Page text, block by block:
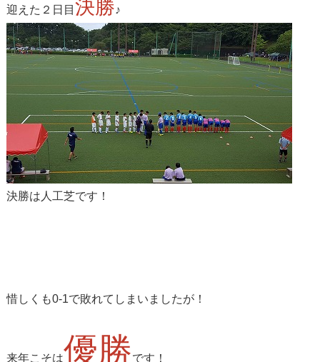
迎えた２日目 決勝♪
決勝は人工芝です！
惜しくも0-1で敗れてしまいましたが！
来年こそは優勝です！